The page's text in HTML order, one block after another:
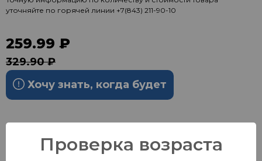
уточняйте по горячей линии +7(843) 211-90-10
259.99 ₽
329.90 ₽
Хочу знать, когда будет
Проверка возраста